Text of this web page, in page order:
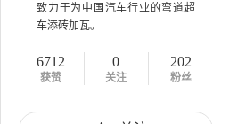
致力于为中国汽车行业的弯道超
车添砖加瓦。
6712
获赞
0
关注
202
粉丝